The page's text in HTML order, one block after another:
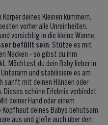
deines Kleinen kümmern.
vorher alle Unreinheiten.
vorsichtig in die kleine Wanne,
befüllt sein . Stütze es mit
Nacken - so gibst du ihm
Möchtest du dein Baby lieber in
und stabilisiere es am
sanft mit deinen Händen oder
Dieses schöne Erlebnis verbindet
deiner Hand oder einem
deines Babys behutsam
aus und gieße auch über den